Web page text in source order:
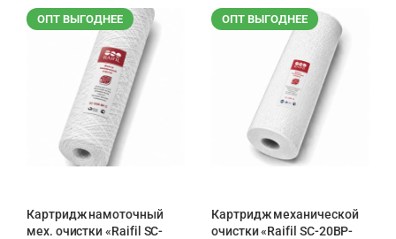
ОПТ ВЫГОДНЕЕ
Картридж намоточный
мех. очистки «Raifil SC-
ОПТ ВЫГОДНЕЕ
Картридж механической
очистки «Raifil SC-20BP-